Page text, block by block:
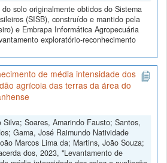
solo originalmente obtidos do Sistema
(SISB), construído e mantido pela
e Embrapa Informática Agropecuária
exploratório-reconhecimento
de média intensidade dos
agrícola das terras da área do
Silva; Soares, Amarindo Fausto; Santos,
Gama, José Raimundo Natividade
Marcos Lima da; Martins, João Souza;
dos, 2023, "Levantamento de